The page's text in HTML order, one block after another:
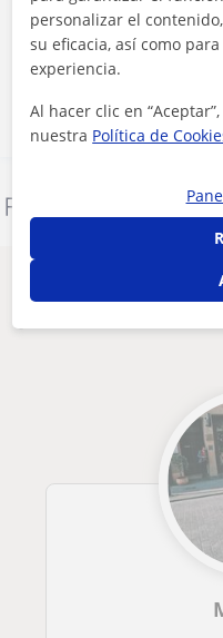
Al hacer clic, aceptas nuestro
Denunciar este perfil
Otros profesores
personalizar el
su eficacia, así como
experiencia.
Al hacer clic en
nuestra Política de